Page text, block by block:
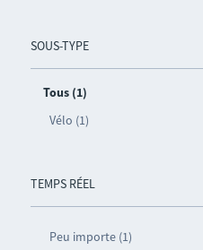
SOUS-TYPE
Tous (1)
Vélo (1)
TEMPS RÉEL
Peu importe (1)